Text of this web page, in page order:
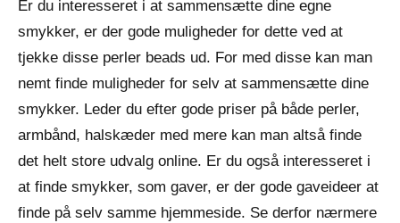
Er du interesseret i at sammensætte dine egne
smykker, er der gode muligheder for dette ved at
tjekke disse perler beads ud. For med disse kan man
nemt finde muligheder for selv at sammensætte dine
smykker. Leder du efter gode priser på både perler,
armbånd, halskæder med mere kan man altså finde
det helt store udvalg online. Er du også interesseret i
at finde smykker, som gaver, er der gode gaveideer at
finde på selv samme hjemmeside. Se derfor nærmere